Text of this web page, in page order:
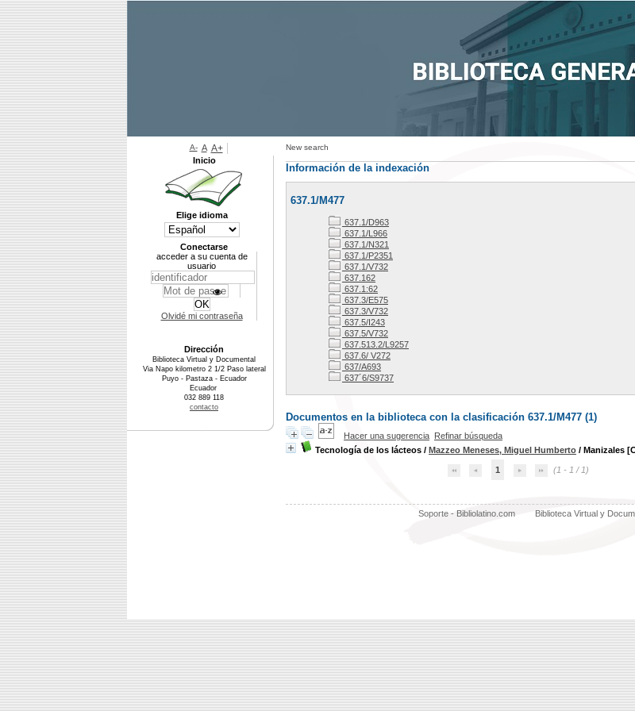
New search
Información de la indexación
637.1/M477
637.1/D963
637.1/L966
637.1/N321
637.1/P2351
637.1/V732
637.162
637.1:62
637.3/E575
637.3/V732
637.5/I243
637.5/V732
637.513.2/L9257
637.6/ V272
637/A693
637´6/S9737
Documentos en la biblioteca con la clasificación 637.1/M477 (1)
Hacer una sugerencia Refinar búsqueda
Tecnología de los lácteos / Mazzeo Meneses, Miguel Humberto / Manizales
1 (1 - 1 / 1)
Soporte - Bibliolatino.com Biblioteca Virtual y
A- A A+
Inicio
Elige idioma
Conectarse
acceder a su cuenta de
usuario
Olvidé mi contraseña
Dirección
Biblioteca Virtual y Documental
Via Napo kilometro 2 1/2 Paso lateral
Puyo - Pastaza - Ecuador
Ecuador
032 889 118
contacto